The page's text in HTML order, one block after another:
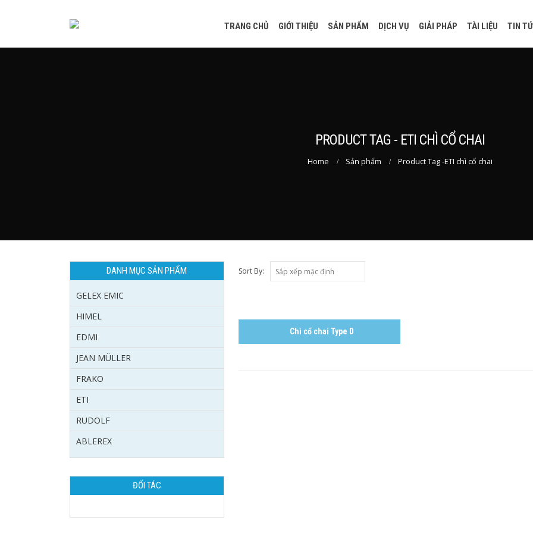
TRANG CHỦ GIỚI THIỆU SẢN PHẨM DỊCH VỤ GIẢI PHÁP TÀI LIỆU TIN
PRODUCT TAG - ETI CHÌ CỔ CHAI
Home Sản phẩm Product Tag -ETI chì cổ chai
Sort By:
Chì cổ chai Type D
DANH MỤC SẢN PHẨM
GELEX EMIC
HIMEL
EDMI
JEAN MÜLLER
FRAKO
ETI
RUDOLF
ABLEREX
ĐỐI TÁC